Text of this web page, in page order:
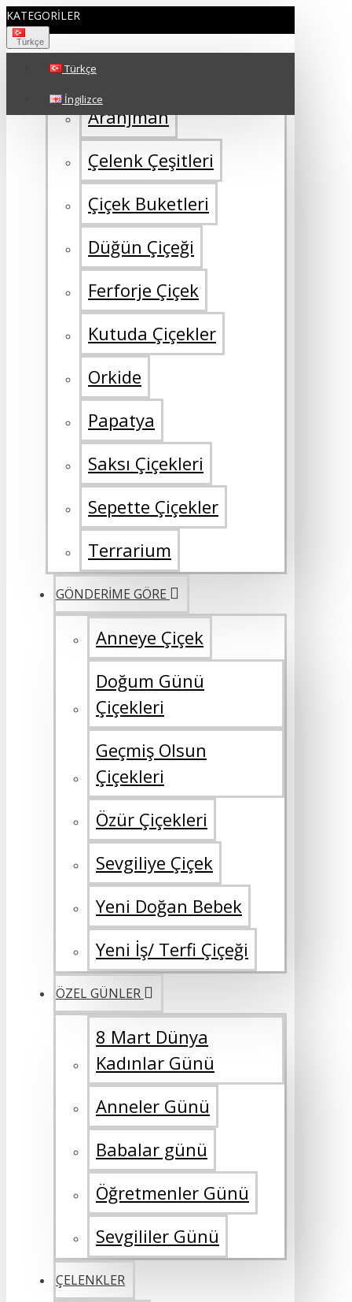
KATEGORILER
Türkçe
Türkçe
İngilizce
ÇİÇEK TÜRÜ
Aranjman
Çelenk Çeşitleri
Çiçek Buketleri
Düğün Çiçeği
Ferforje Çiçek
Kutuda Çiçekler
Orkide
Papatya
Saksı Çiçekleri
Sepette Çiçekler
Terrarium
GÖNDERİME GÖRE
Anneye Çiçek
Doğum Günü
Çiçekleri
Geçmiş Olsun
Çiçekleri
Özür Çiçekleri
Sevgiliye Çiçek
Yeni Doğan Bebek
Yeni İş/ Terfi Çiçeği
ÖZEL GÜNLER
8 Mart Dünya
Kadınlar Günü
Anneler Günü
Babalar günü
Öğretmenler Günü
Sevgililer Günü
ÇELENKLER